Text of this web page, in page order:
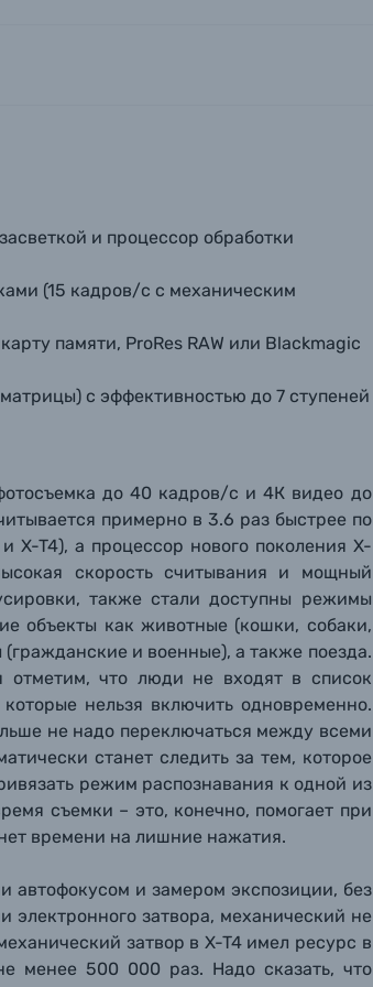
и процессор обработки
(15 кадров/с с механическим
памяти, ProRes RAW или Blackmagic
с эффективностью до 7 ступеней
до 40 кадров/с и 4К видео до
примерно в 3.6 раз быстрее по
X-T4), а процессор нового поколения X-
скорость считывания и мощный
также стали доступны режимы
объекты как животные (кошки, собаки,
и военные), а также поезда.
отметим, что люди не входят в список
нельзя включить одновременно.
не надо переключаться между всеми
станет следить за тем, которое
режим распознавания к одной из
съемки – это, конечно, помогает при
времени на лишние нажатия.
автофокусом и замером экспозиции, без
затвора, механический не
затвор в X-T4 имел ресурс в
менее 500 000 раз. Надо сказать, что